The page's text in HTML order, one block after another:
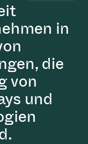
in
die
von
und